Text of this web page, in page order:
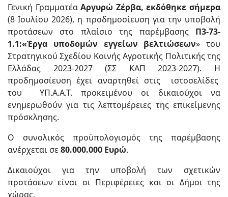
Γενική ΓραμματέαΑργυρώ Ζέρβα, εκδόθηκε σήμερα
(8 Ιουλίου 2026), η προδημοσίευση για την υποβολή
προτάσεων στο πλαίσιο της παρέμβασηςΠ3-73-
1.1:«Έργα υποδομών εγγείων βελτιώσεων» του
Στρατηγικού Σχεδίου Κοινής Αγροτικής Πολιτικής της
Ελλάδας 2023-2027 (ΣΣ ΚΑΠ 2023-2027). Η
προδημοσίευση έχει αναρτηθεί στις ιστοσελίδες
του ΥΠ.Α.Α.Τ. προκειμένου οι δικαιούχοι να
ενημερωθούν για τις λεπτομέρειες της επικείμενης
πρόσκλησης.
Ο συνολικός προϋπολογισμός της παρέμβασης
ανέρχεται σε80.000.000 Ευρώ.
Δικαιούχοι για την υποβολή των σχετικών
προτάσεων είναι οι Περιφέρειες και οι Δήμοι της
χώρας.